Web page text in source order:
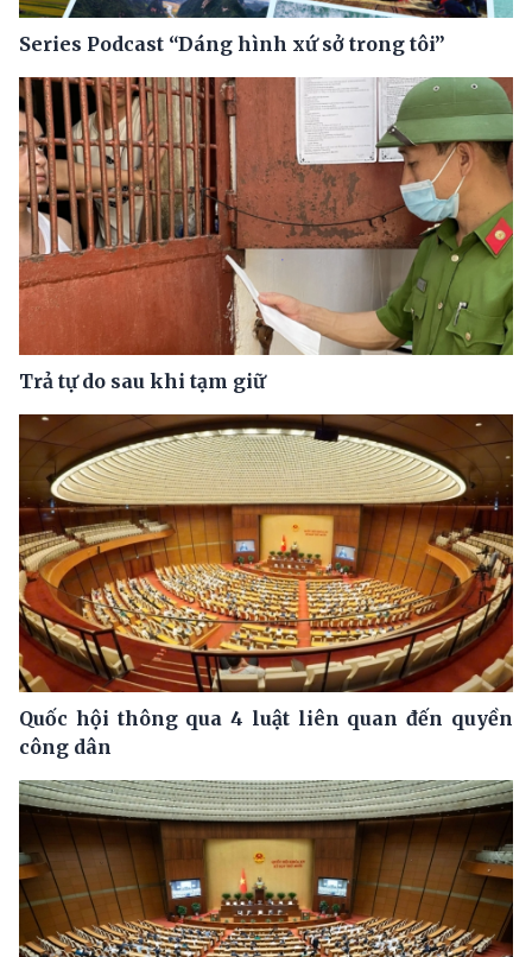
Series Podcast “Dáng hình xứ sở trong tôi”
Trả tự do sau khi tạm giữ
Quốc hội thông qua 4 luật liên quan đến quyền
công dân